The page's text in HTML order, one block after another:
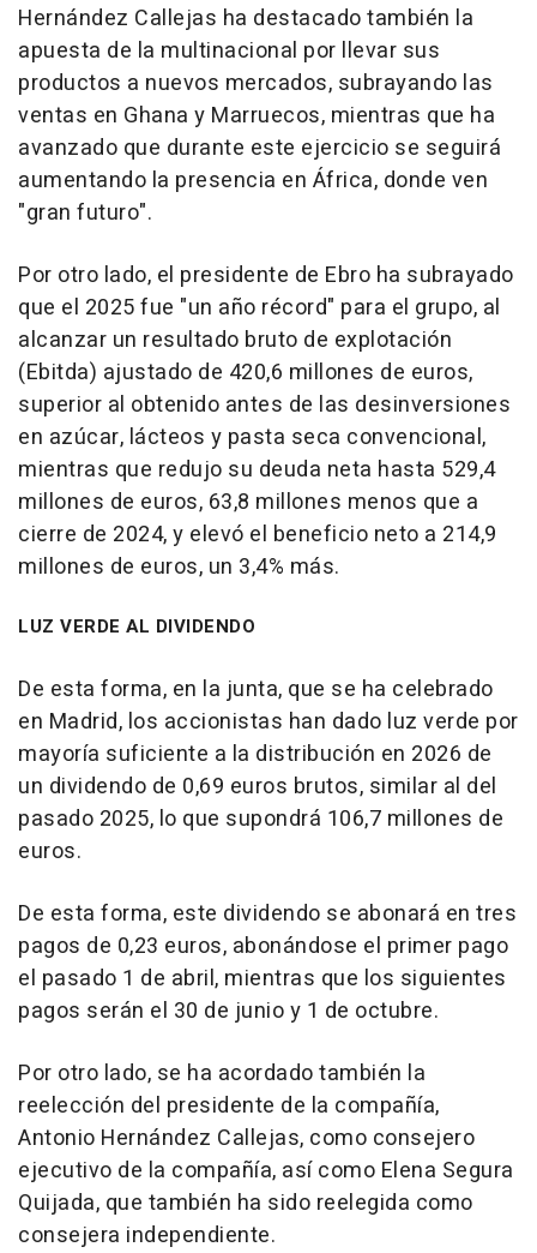
Hernández Callejas ha destacado también la
apuesta de la multinacional por llevar sus
productos a nuevos mercados, subrayando las
ventas en Ghana y Marruecos, mientras que ha
avanzado que durante este ejercicio se seguirá
aumentando la presencia en África, donde ven
"gran futuro".
Por otro lado, el presidente de Ebro ha subrayado
que el 2025 fue "un año récord" para el grupo, al
alcanzar un resultado bruto de explotación
(Ebitda) ajustado de 420,6 millones de euros,
superior al obtenido antes de las desinversiones
en azúcar, lácteos y pasta seca convencional,
mientras que redujo su deuda neta hasta 529,4
millones de euros, 63,8 millones menos que a
cierre de 2024, y elevó el beneficio neto a 214,9
millones de euros, un 3,4% más.
LUZ VERDE AL DIVIDENDO
De esta forma, en la junta, que se ha celebrado
en Madrid, los accionistas han dado luz verde por
mayoría suficiente a la distribución en 2026 de
un dividendo de 0,69 euros brutos, similar al del
pasado 2025, lo que supondrá 106,7 millones de
euros.
De esta forma, este dividendo se abonará en tres
pagos de 0,23 euros, abonándose el primer pago
el pasado 1 de abril, mientras que los siguientes
pagos serán el 30 de junio y 1 de octubre.
Por otro lado, se ha acordado también la
reelección del presidente de la compañía,
Antonio Hernández Callejas, como consejero
ejecutivo de la compañía, así como Elena Segura
Quijada, que también ha sido reelegida como
consejera independiente.